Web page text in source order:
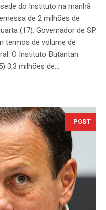
do Instituto na manhã
de 2 milhões de
(17). Governador de SP
termos de volume de
O Instituto Butantan
3,3 milhões de...
POST